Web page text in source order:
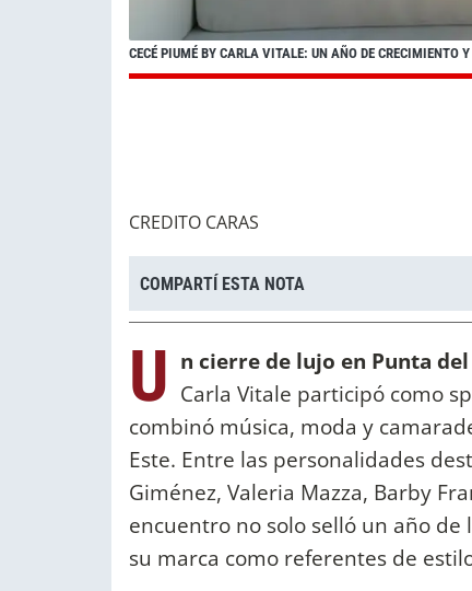
CECÉ PIUMÉ BY CARLA VITALE: UN AÑO DE CRECIMIENTO
CREDITO CARAS
COMPARTÍ ESTA NOTA
U n cierre de lujo en Punta del
Carla Vitale participó como
combinó música, moda y
Este. Entre las personalidades
Giménez, Valeria Mazza, Barby
encuentro no solo selló un año de
su marca como referentes de